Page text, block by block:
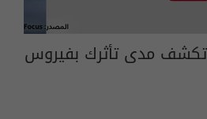
تكشف مدى تأثرك بفيروس